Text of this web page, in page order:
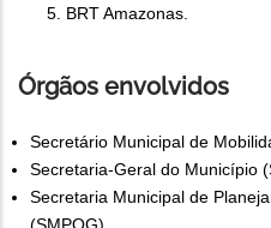
BRT Amazonas.
Órgãos envolvidos
Secretário Municipal de
Secretaria-Geral do Município
Secretaria Municipal de